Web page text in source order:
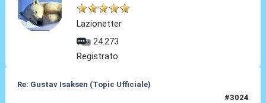
Lazionetter
24.273
Registrato
Re: Gustav Isaksen (Topic Ufficiale)
#3024